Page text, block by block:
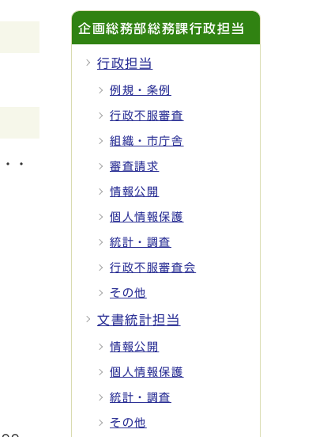
・
企画総務部総務課行政担当
行政担当
例規・条例
行政不服審査
組織・市庁舎
審査請求
情報公開
個人情報保護
統計・調査
行政不服審査会
その他
文書統計担当
情報公開
個人情報保護
統計・調査
その他